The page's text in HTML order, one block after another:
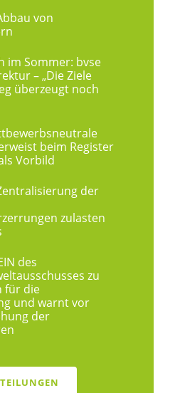
von
im Sommer: bvse
– „Die Ziele
überzeugt noch
beim Register
Vorbild
der
zulasten
des
zu
für die
und warnt vor
der